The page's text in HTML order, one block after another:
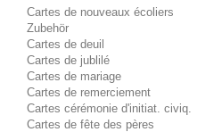
Cartes de nouveaux écoliers
Zubehör
Cartes de deuil
Cartes de jublilé
Cartes de mariage
Cartes de remerciement
Cartes cérémonie d'initiat. civiq.
Cartes de fête des pères